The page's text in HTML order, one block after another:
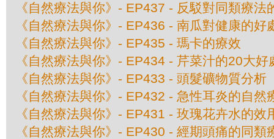
《自然療法與你》- EP437 - 反駁對同類療法
《自然療法與你》- EP436 - 南瓜對健康的好
《自然療法與你》- EP435 - 瑪卡的療效
《自然療法與你》- EP434 - 芹菜汁的20大好
《自然療法與你》- EP433 - 頭髮礦物質分析
《自然療法與你》- EP432 - 急性耳炎的自然
《自然療法與你》- EP431 - 玫瑰花卉水的效
《自然療法與你》- EP430 - 經期頭痛的同類